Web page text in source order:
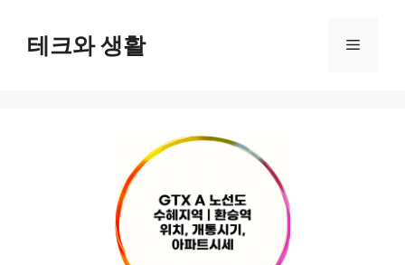
테크와 생활 메